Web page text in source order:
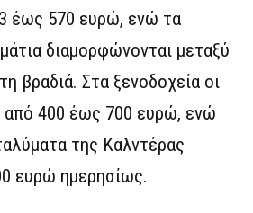
έως 570 ευρώ, ενώ τα
διαμορφώνονται μεταξύ
βραδιά. Στα ξενοδοχεία οι
από 400 έως 700 ευρώ, ενώ
της Καλντέρας
ευρώ ημερησίως.